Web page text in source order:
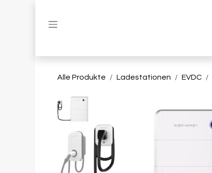
Alle Produkte Ladestationen EVDC